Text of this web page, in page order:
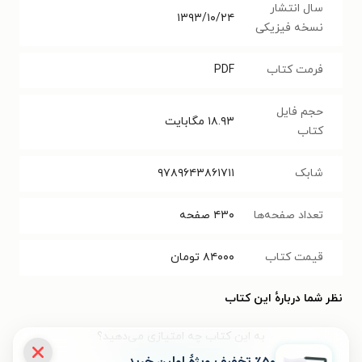
سال انتشار
نسخه فیزیکی
۱۳۹۳/۱۰/۲۴
فرمت کتاب PDF
حجم فایل
کتاب
۱۸.۹۳ مگابایت
شابک ۹۷۸۹۶۴۳۸۶۱۷۱۱
تعداد صفحه‌ها ۴۳۰ صفحه
قیمت کتاب ۸۴۰۰۰ تومان
نظر شما دربارهٔ این کتاب
به این کتاب چه امتیازی می‌دهید؟